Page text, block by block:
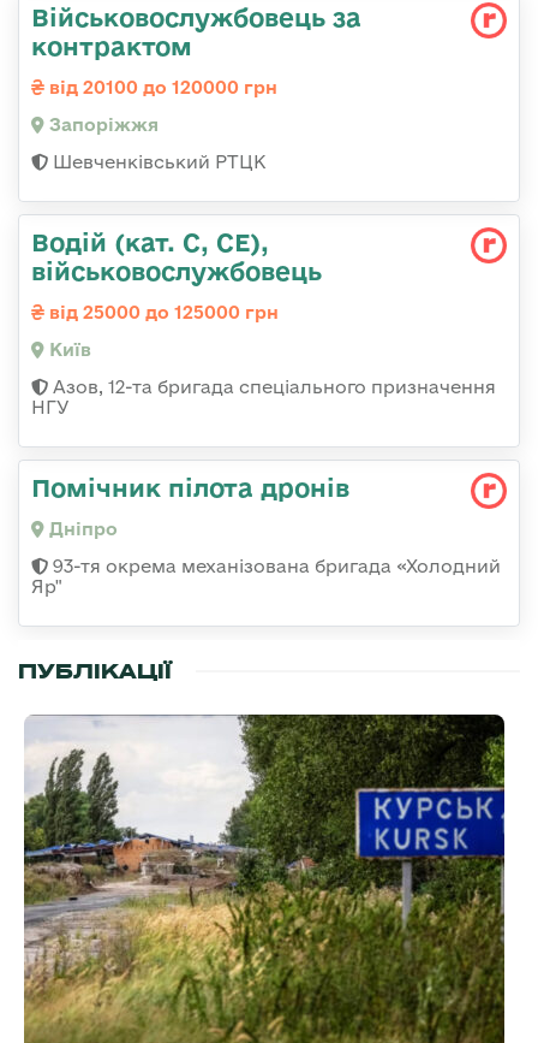
Військовослужбовець за
контрактом
від 20100 до 120000 грн
Запоріжжя
Шевченківський РТЦК
Водій (кат. С, СЕ),
військовослужбовець
від 25000 до 125000 грн
Київ
Азов, 12-та бригада спеціального призначення
НГУ
Помічник пілота дронів
Дніпро
93-тя окрема механізована бригада «Холодний
Яр"
ПУБЛІКАЦІЇ